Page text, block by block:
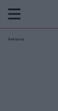
Reklama: